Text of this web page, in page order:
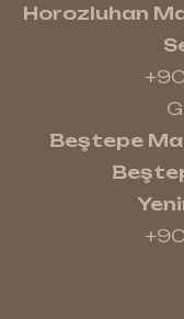
Horozluhan
Beştepe